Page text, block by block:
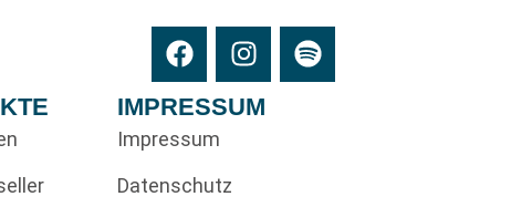
IMPRESSUM
Impressum
Datenschutz